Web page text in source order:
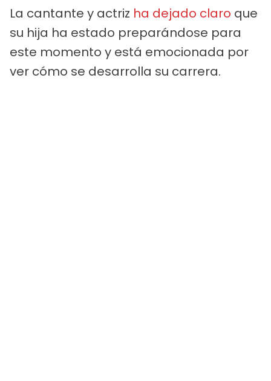
La cantante y actriz ha dejado claro que
su hija ha estado preparándose para
este momento y está emocionada por
ver cómo se desarrolla su carrera.